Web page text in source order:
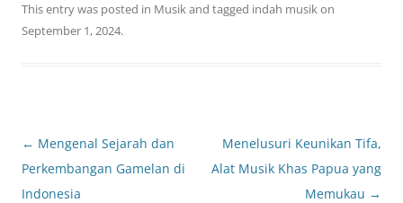
This entry was posted in Musikand tagged indah musikon
September 1, 2024.
Post
navigation
← Mengenal Sejarah dan
Perkembangan Gamelan di
Indonesia
Menelusuri Keunikan Tifa,
Alat Musik Khas Papua yang
Memukau →